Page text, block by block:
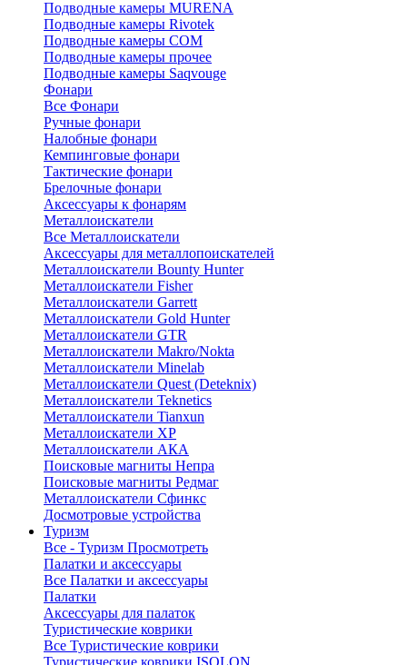
Подводные камеры MURENA
Подводные камеры Rivotek
Подводные камеры СОМ
Подводные камеры прочее
Подводные камеры Saqvouge
Фонари
Все Фонари
Ручные фонари
Налобные фонари
Кемпинговые фонари
Тактические фонари
Брелочные фонари
Аксессуары к фонарям
Металлоискатели
Все Металлоискатели
Аксессуары для металлопоискателей
Металлоискатели Bounty Hunter
Металлоискатели Fisher
Металлоискатели Garrett
Металлоискатели Gold Hunter
Металлоискатели GTR
Металлоискатели Makro/Nokta
Металлоискатели Minelab
Металлоискатели Quest (Deteknix)
Металлоискатели Teknetics
Металлоискатели Tianxun
Металлоискатели XP
Металлоискатели АКА
Поисковые магниты Непра
Поисковые магниты Редмаг
Металлоискатели Сфинкс
Досмотровые устройства
Туризм
Все - Туризм Просмотреть
Палатки и аксессуары
Все Палатки и аксессуары
Палатки
Аксессуары для палаток
Туристические коврики
Все Туристические коврики
Туристические коврики ISOLON